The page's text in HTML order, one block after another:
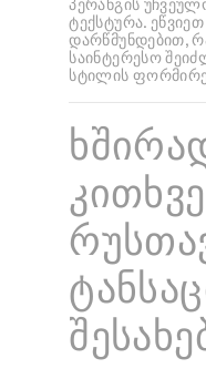
პერანგის
ტექსტურა.
დარწმუნდებით,
საინტერესო
სტილის